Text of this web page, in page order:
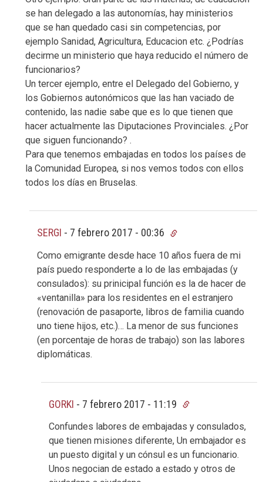
se han delegado a las autonomías, hay ministerios
que se han quedado casi sin competencias, por
ejemplo Sanidad, Agricultura, Educacion etc. ¿Podrías
decirme un ministerio que haya reducido el número de
funcionarios?
Un tercer ejemplo, entre el Delegado del Gobierno, y
los Gobiernos autonómicos que las han vaciado de
contenido, las nadie sabe que es lo que tienen que
hacer actualmente las Diputaciones Provinciales. ¿Por
que siguen funcionando? .
Para que tenemos embajadas en todos los países de
la Comunidad Europea, si nos vemos todos con ellos
todos los días en Bruselas.
SERGI - 7 febrero 2017 - 00:36
Como emigrante desde hace 10 años fuera de mi
país puedo responderte a lo de las embajadas (y
consulados): su prinicipal función es la de hacer de
«ventanilla» para los residentes en el estranjero
(renovación de pasaporte, libros de familia cuando
uno tiene hijos, etc.)… La menor de sus funciones
(en porcentaje de horas de trabajo) son las labores
diplomáticas.
GORKI - 7 febrero 2017 - 11:19
Confundes labores de embajadas y consulados,
que tienen misiones diferente, Un embajador es
un puesto digital y un cónsul es un funcionario.
Unos negocian de estado a estado y otros de